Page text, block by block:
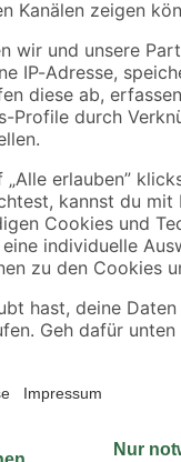
Rahmen sägerau
2000 x 58 x 38 mm
3,98 €